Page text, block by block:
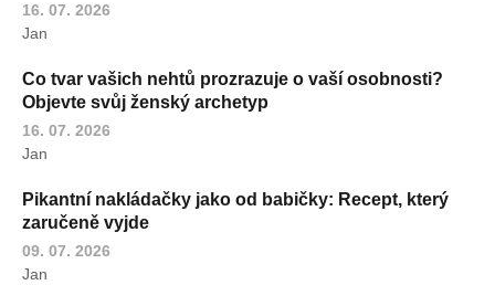
16. 07. 2026
Jan
Co tvar vašich nehtů prozrazuje o vaší osobnosti?
Objevte svůj ženský archetyp
16. 07. 2026
Jan
Pikantní nakládačky jako od babičky: Recept, který
zaručeně vyjde
09. 07. 2026
Jan